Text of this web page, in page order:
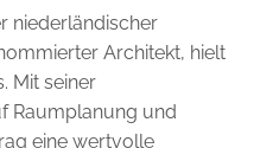
niederländischer
Architekt, hielt
Mit seiner
Raumplanung und
eine wertvolle